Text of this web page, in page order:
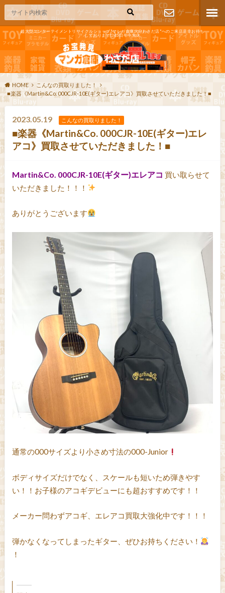
超大型エンターテイメントリサイクルショップ"マンガ倉庫大分わさだ店"へのご来店是非お待ち
しております!365日年中無休
お問い合わ
せ
HOME
こんなの買取りました！
■楽器《Martin&Co. 000CJR-10E(ギター)エレアコ》買取させていただきました！■
2023.05.19 こんなの買取りました！
■楽器《Martin&Co. 000CJR-10E(ギター)エレ
アコ》買取させていただきました！■
Martin&Co. 000CJR-10E(ギター)エレアコ 買い取らせて
いただきました！！！
ありがとうございます
通常の000サイズより小さめ寸法の000-Junior
ボディサイズだけでなく、スケールも短いため弾きやす
い！！お子様のアコギデビューにも超おすすめです！！
メーカー問わずアコギ、エレアコ買取大強化中です！！！
弾かなくなってしまったギター、ぜひお持ちください！
！